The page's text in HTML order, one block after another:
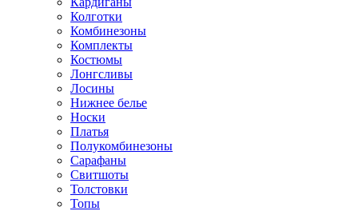
Колготки
Комбинезоны
Комплекты
Костюмы
Лонгсливы
Лосины
Нижнее белье
Носки
Платья
Полукомбинезоны
Сарафаны
Свитшоты
Толстовки
Топы